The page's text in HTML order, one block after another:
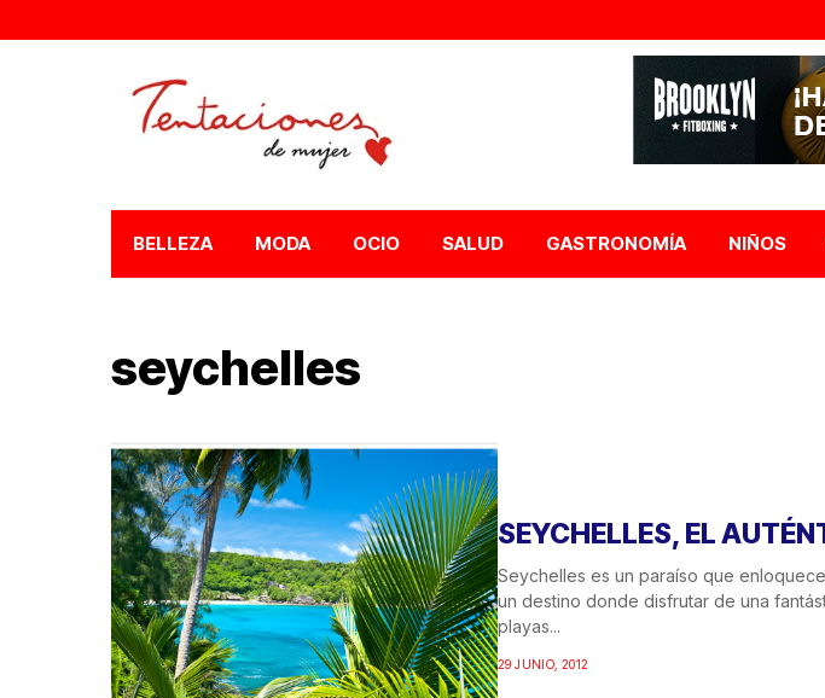
BELLEZA MODA OCIO SALUD GASTRONOMÍA NIÑOS
seychelles
SEYCHELLES, EL
Seychelles es un paraíso que
un destino donde disfrutar de una
playas...
29 JUNIO, 2012